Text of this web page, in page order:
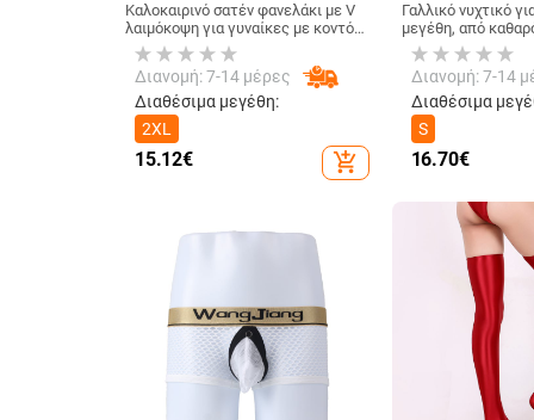
Καλοκαιρινό σατέν φανελάκι με V
λαιμόκοψη για γυναίκες με κοντό,
φαρδύ αμάνικο σλιπ κοστουμιού σε
μεγάλο μέγεθος.
Διανομή: 7-14 μέρες
Διαθέσιμα μεγέθη:
2XL
15.12€ add_shopping_cart
Γαλλικό νυχτικό
μεγέθη, από
φούστα με
διασυνοριακή
Amazon Αρχική
Διανομή: 7-14
Διαθέσιμα
S
16.70€